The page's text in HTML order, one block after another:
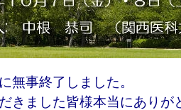
無事終了しました。
きました皆様本当にありが